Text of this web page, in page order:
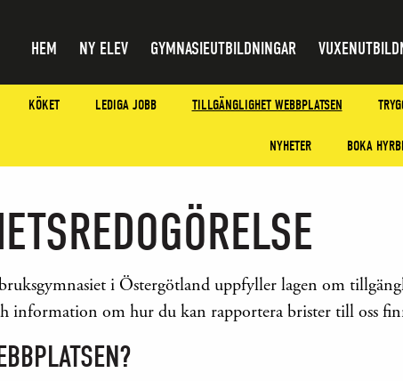
HEM NY ELEV GYMNASIEUTBILDNINGAR
KÖKET LEDIGA JOBB TILLGÄNGLIGHET WEBBPLATSEN
NYHETER BOKA
i Östergötland uppfyller lagen om
information om hur du kan rapportera brister till oss